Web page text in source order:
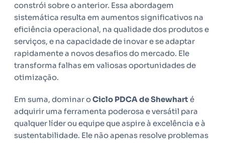
constrói sobre o anterior. Essa abordagem
sistemática resulta em aumentos significativos na
eficiência operacional, na qualidade dos produtos e
serviços, e na capacidade de inovar e se adaptar
rapidamente a novos desafios do mercado. Ele
transforma falhas em valiosas oportunidades de
otimização.
Em suma, dominar oCiclo PDCA de Shewhart é
adquirir uma ferramenta poderosa e versátil para
qualquer líder ou equipe que aspire à excelência e à
sustentabilidade. Ele não apenas resolve problemas